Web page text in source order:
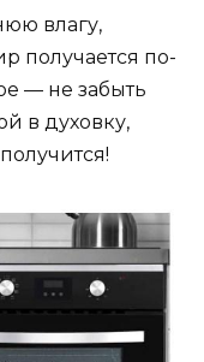
влагу,
получается по-
— не забыть
в духовку,